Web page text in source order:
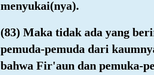
menyukai(nya).
(83) Maka tidak ada yang
pemuda-pemuda dari
bahwa Fir'aun dan pemuka-